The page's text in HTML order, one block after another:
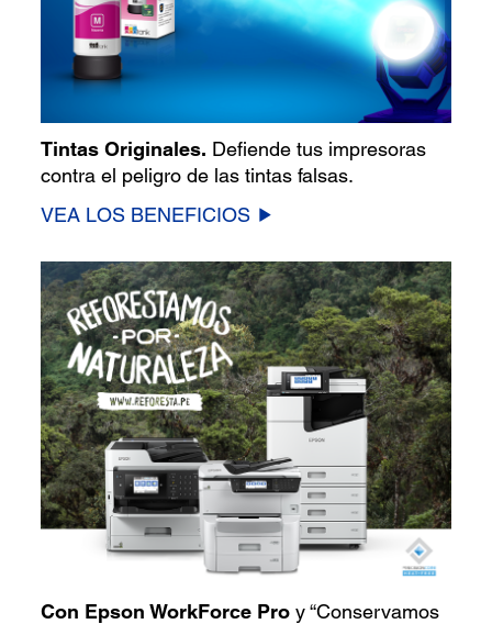
Tintas Originales. Defiende tus impresoras
contra el peligro de las tintas falsas.
VEA LOS BENEFICIOS
Con Epson WorkForce Pro y “Conservamos